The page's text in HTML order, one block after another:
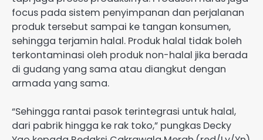
focus pada sistem penyimpanan dan perjalanan
produk tersebut sampai ke tangan konsumen,
sehingga terjamin halal. Produk halal tidak boleh
terkontaminasi oleh produk non-halal jika berada
di gudang yang sama atau diangkut dengan
armada yang sama.
“Sehingga rantai pasok terintegrasi untuk halal,
dari pabrik hingga ke rak toko,” pungkas Decky